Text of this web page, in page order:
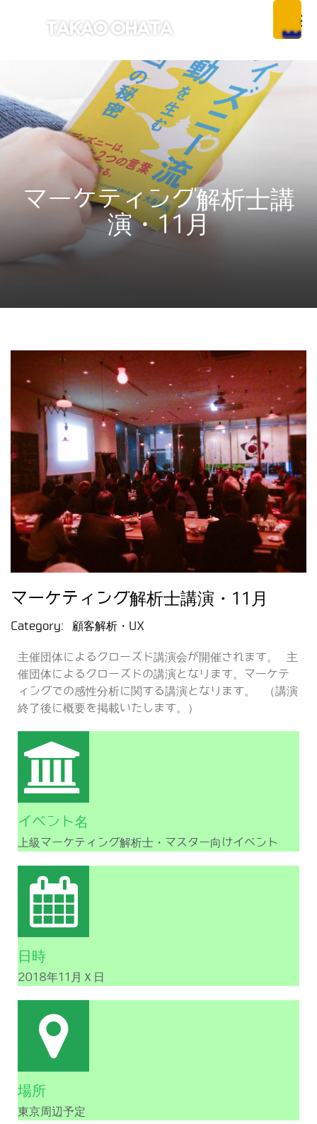
マーケティング解析士講
演・11月
マーケティング解析士講演・11月
Category: 顧客解析・UX
主催団体によるクローズド講演会が開催されます。 主
催団体によるクローズドの講演となります。マーケテ
ィングでの感性分析に関する講演となります。 （講演
終了後に概要を掲載いたします。）
イベント名
上級マーケティング解析士・マスター向けイベント
日時
2018年11月Ｘ日
場所
東京周辺予定